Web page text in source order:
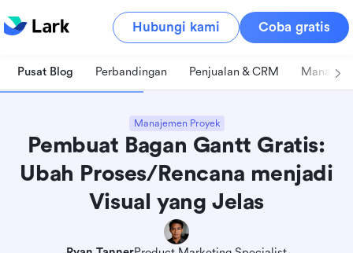
Hubungi kami Coba gratis
Pusat Blog Perbandingan Penjualan & CRM
Manajemen Proyek
Pembuat Bagan Gantt Gratis:
Ubah Proses/Rencana menjadi
Visual yang Jelas